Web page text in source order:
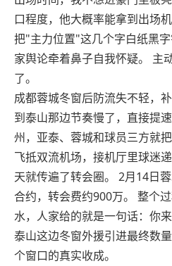
口程度，他大概率能拿到出场
把"主力位置"这几个字白纸黑
家舆论牵着鼻子自我怀疑。 主
了。
成都蓉城冬窗后防流失不轻，
到泰山那边节奏慢了，直接提
州，亚泰、蓉城和球员三方就
飞抵双流机场，接机厅里球迷
天就传遍了转会圈。 2月14日
合约，转会费约900万。 整个
水，人家给的就是一句话：你来
泰山这边冬窗外援引进最终数
个窗口的真实收成。